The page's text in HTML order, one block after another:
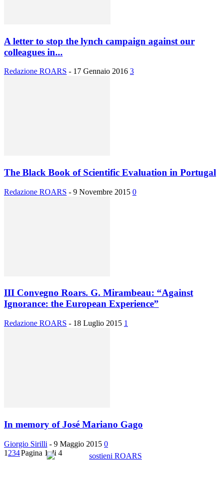
A letter to stop the lynch campaign against our
colleagues in...
Redazione ROARS - 17 Gennaio 2016 3
The Black Book of Scientific Evaluation in Portugal
Redazione ROARS - 9 Novembre 2015 0
III Convegno Roars. G. Mirambeau: “Against
Ignorance: the European Experience”
Redazione ROARS - 18 Luglio 2015 1
In memory of José Mariano Gago
Giorgio Sirilli - 9 Maggio 2015 0
1 234Pagina 1 di 4